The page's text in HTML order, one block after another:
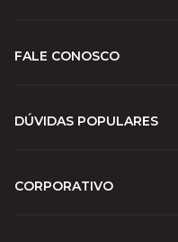
FALE CONOSCO
DÚVIDAS POPULARES
CORPORATIVO